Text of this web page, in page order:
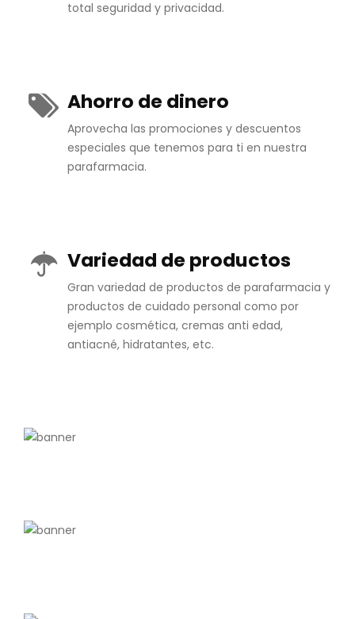
total seguridad y privacidad.
Ahorro de dinero
Aprovecha las promociones y descuentos
especiales que tenemos para ti en nuestra
parafarmacia.
Variedad de productos
Gran variedad de productos de parafarmacia y
productos de cuidado personal como por
ejemplo cosmética, cremas anti edad,
antiacné, hidratantes, etc.